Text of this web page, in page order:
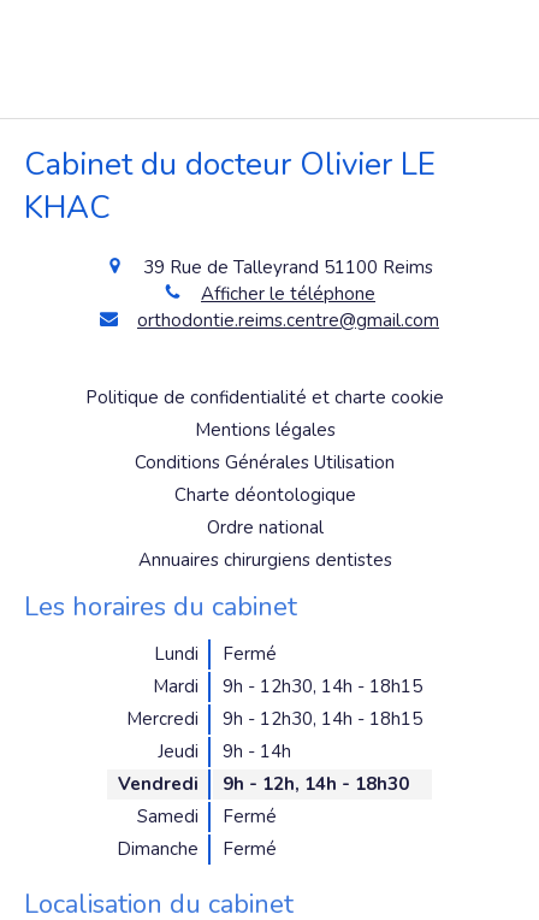
Cabinet du docteur Olivier LE
KHAC
39 Rue de Talleyrand 51100 Reims
Afficher le téléphone
orthodontie.reims.centre@gmail.com
Politique de confidentialité et charte cookie
Mentions légales
Conditions Générales Utilisation
Charte déontologique
Ordre national
Annuaires chirurgiens dentistes
Les horaires du cabinet
Lundi
Fermé
Mardi
9h - 12h30, 14h - 18h15
Mercredi
9h - 12h30, 14h - 18h15
Jeudi
9h - 14h
Vendredi
9h - 12h, 14h - 18h30
Samedi
Fermé
Dimanche
Fermé
Localisation du cabinet